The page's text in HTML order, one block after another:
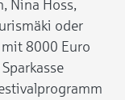
Nina Hoss,
oder
8000 Euro